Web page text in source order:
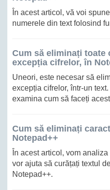
În acest articol, vă voi
numerele din text folosind
Cum să eliminați toate
excepția cifrelor, în
Uneori, este necesar să
excepția cifrelor, într-un
examina cum să faceți
Cum să eliminați
Notepad++
În acest articol, vom
vor ajuta să curățați textul
Notepad++.